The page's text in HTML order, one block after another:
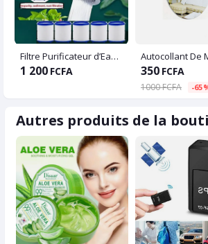
Filtre Purificateur d’Eau pour Robinet
1 200 FCFA 350 FCFA
1000 FCFA -
Autres produits de la